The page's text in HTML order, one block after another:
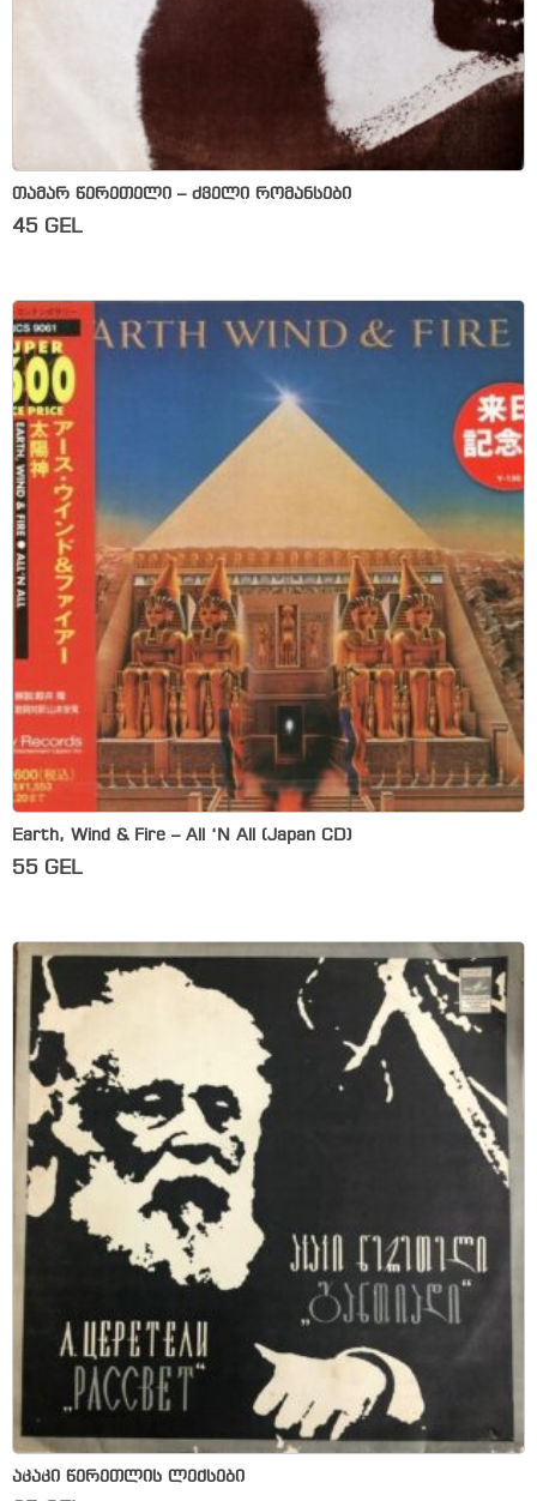
თამარ წერეთელი – ძველი რომანსები
45 GEL
Earth, Wind & Fire – All ‘N All (Japan CD)
55 GEL
აკაკი წერეთლის ლექსები